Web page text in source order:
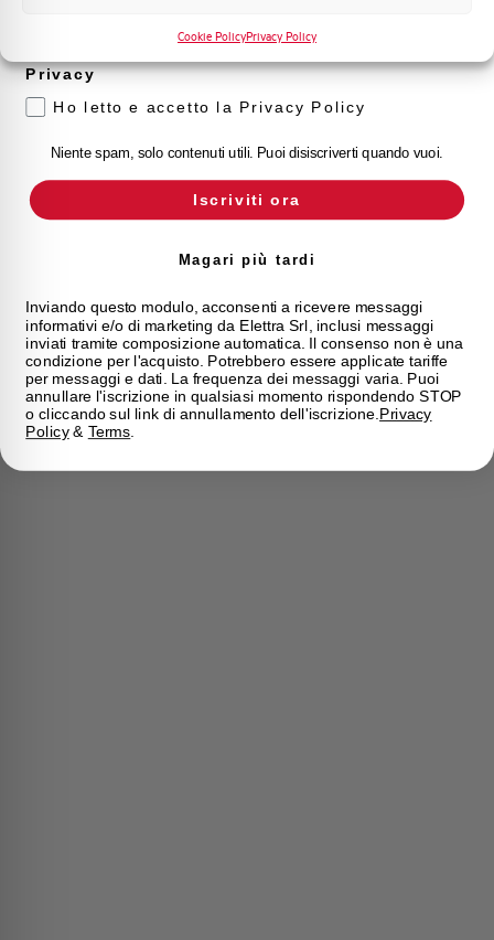
Cookie PolicyPrivacy Policy
prodotto e offerte da Elettra AEG
Privacy
Ho letto e accetto la Privacy Policy
Niente spam, solo contenuti utili. Puoi disiscriverti quando vuoi.
Iscriviti ora
Magari più tardi
Inviando questo modulo, acconsenti a ricevere messaggi
informativi e/o di marketing da Elettra Srl, inclusi messaggi
inviati tramite composizione automatica. Il consenso non è una
condizione per l'acquisto. Potrebbero essere applicate tariffe
per messaggi e dati. La frequenza dei messaggi varia. Puoi
annullare l'iscrizione in qualsiasi momento rispondendo STOP
o cliccando sul link di annullamento dell'iscrizione. Privacy
Policy& Terms